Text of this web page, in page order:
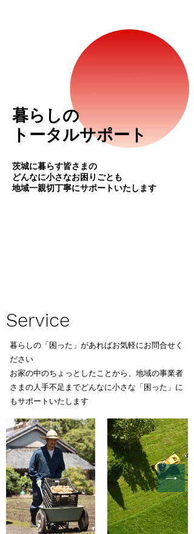
暮らしの
トータルサポート
​茨城に暮らす皆さまの
どんなに小さなお困りごとも
​地域一親切丁寧にサポートいたします
​Service
暮らしの「困った」があればお気軽にお問合せく
ださい
お家の中のちょっとしたことから、地域の事業者
さまの人手不足まで​どんなに小さな「困った」に
もサポートいたします